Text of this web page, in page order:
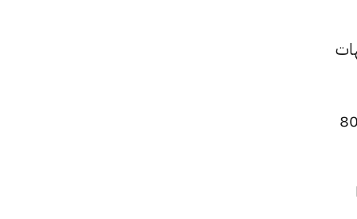
للشراء، مرتفعًا بقيمة 5 جنيهات
وشهد سعر الجنيه الذهب ارتفاعًا ليصبح 58000 جنيهًا للبيع و57600 جنيهًا للشراء، بزيادة قدرها 80